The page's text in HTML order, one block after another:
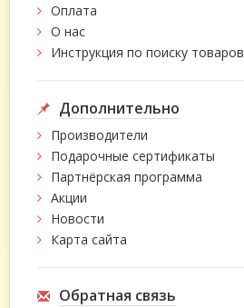
Оплата
О нас
Инструкция по поиску товаров
Дополнительно
Производители
Подарочные сертификаты
Партнёрская программа
Акции
Новости
Карта сайта
Обратная связь